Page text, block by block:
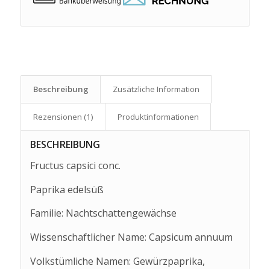
Beschreibung Zusätzliche Information
Rezensionen (1) Produkt­informationen
BESCHREIBUNG
Fructus capsici conc.
Paprika edelsüß
Familie: Nachtschattengewächse
Wissenschaftlicher Name: Capsicum annuum
Volkstümliche Namen: Gewürzpaprika,